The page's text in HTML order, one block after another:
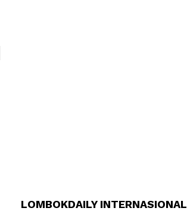
LOMBOKDAILY INTERNASIONAL